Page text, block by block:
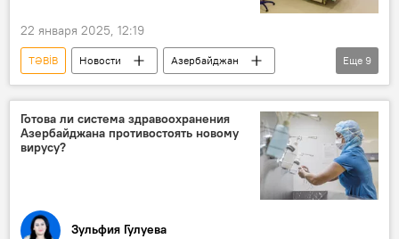
Джейхун Байрамов
МИД Азербайджана
МИД России
Министерство здравоохранения
Генеральная прокуратура АР
Рамзан Кадыров
Чечня
22 января 2025, 12:19
TƏBİB Новости
Азербайджан
Происшествия в Азербайджане
ДТП
Генеральная прокуратура АР
Лечение
Еще 9
Готова ли система здравоохранения
Азербайджана противостоять новому
вирусу?
Зульфия Гулуева